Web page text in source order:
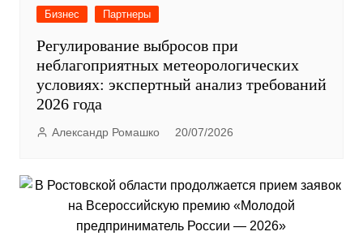
Бизнес Партнеры
Регулирование выбросов при
неблагоприятных метеорологических
условиях: экспертный анализ требований
2026 года
Александр Ромашко 20/07/2026